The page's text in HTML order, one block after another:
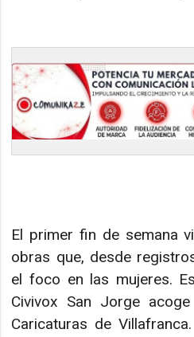
El primer fin de semana
obras que, desde
el foco en las mujeres.
Civivox San Jorge
Caricaturas de